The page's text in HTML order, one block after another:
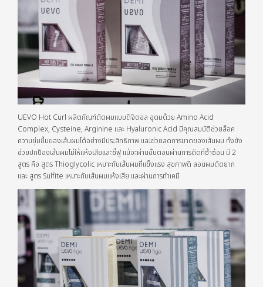
UEVO Hot Curl ผลิตภัณฑ์ดัดผมแบบดิจิตอล อุดมด้วย Amino Acid
Complex, Cysteine, Arginine และ Hyaluronic Acid มีคุณสมบัติช่วยล็อค
ความชุ่มชื้นของเส้นผมได้อย่างมีประสิทธิภาพ และช่วยลดการขาดของเส้นผม ทั้งยัง
ช่วยปกป้องเส้นผมไม่ให้แห้งเสียและชี้ฟู แม้จะผ่านขั้นตอนผ่านการดัดที่ซ้ำซ้อน มี 2
สูตร คือ สูตร Thioglycolic เหมาะกับเส้นผมที่แข็งแรง สุขภาพดี ลอนผมดัดยาก
และ สูตร Sulfite เหมาะกับเส้นผมแห้งเสีย และผ่านการทำเคมี